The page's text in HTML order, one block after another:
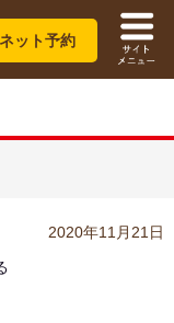
ネット予約
2020年11月21日